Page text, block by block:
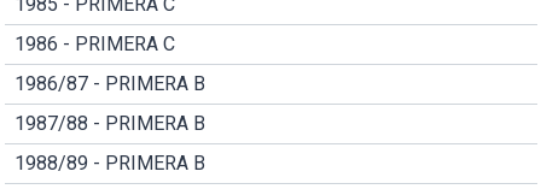
1986 - PRIMERA C
1986/87 - PRIMERA B
1987/88 - PRIMERA B
1988/89 - PRIMERA B